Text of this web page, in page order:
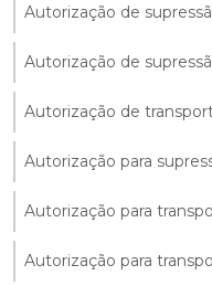
Autorização de
Autorização de
Autorização de
Autorização para
Autorização para
Autorização para